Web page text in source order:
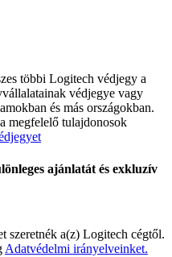
többi Logitech védjegy a
védjegye vagy
és más országokban.
megfelelő tulajdonosok
ajánlatát és exkluzív
szeretnék a(z) Logitech cégtől.
Adatvédelmi irányelveinket.